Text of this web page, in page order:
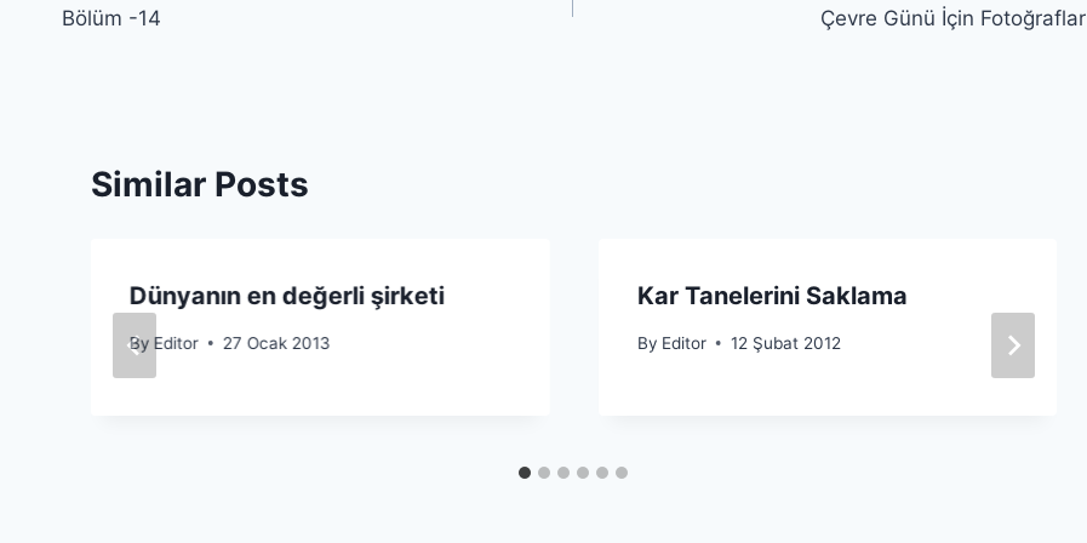
gezinmesi
Bölüm -14 Çevre Günü İçin Fotoğraflar
Similar Posts
Dünyanın en değerli şirketi
By Editor 27 Ocak 2013
Kar Tanelerini Saklama
By Editor 12 Şubat 2012